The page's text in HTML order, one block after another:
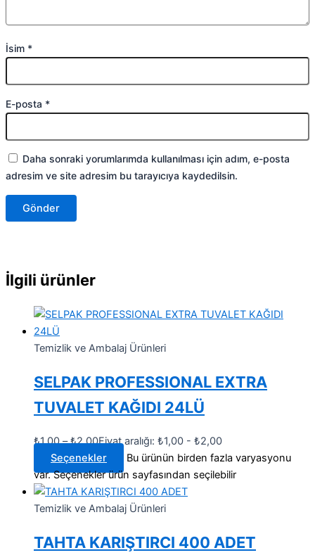
İsim *
E-posta *
Daha sonraki yorumlarımda kullanılması için adım, e-posta
adresim ve site adresim bu tarayıcıya kaydedilsin.
İlgili ürünler
Temizlik ve Ambalaj Ürünleri
SELPAK PROFESSIONAL EXTRA
TUVALET KAĞIDI 24LÜ
₺1,00 –₺2,00Fiyat aralığı: ₺1,00 - ₺2,00
Seçenekler
Bu ürünün birden fazla varyasyonu
var. Seçenekler ürün sayfasından seçilebilir
Temizlik ve Ambalaj Ürünleri
TAHTA KARIŞTIRCI 400 ADET